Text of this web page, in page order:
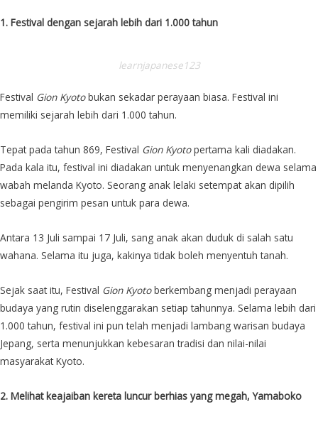
1. Festival dengan sejarah lebih dari 1.000 tahun
learnjapanese123
Festival Gion Kyotobukan sekadar perayaan biasa. Festival ini
memiliki sejarah lebih dari 1.000 tahun.
Tepat pada tahun 869, Festival Gion Kyotopertama kali diadakan.
Pada kala itu, festival ini diadakan untuk menyenangkan dewa selama
wabah melanda Kyoto. Seorang anak lelaki setempat akan dipilih
sebagai pengirim pesan untuk para dewa.
Antara 13 Juli sampai 17 Juli, sang anak akan duduk di salah satu
wahana. Selama itu juga, kakinya tidak boleh menyentuh tanah.
Sejak saat itu, Festival Gion Kyotoberkembang menjadi perayaan
budaya yang rutin diselenggarakan setiap tahunnya. Selama lebih dari
1.000 tahun, festival ini pun telah menjadi lambang warisan budaya
Jepang, serta menunjukkan kebesaran tradisi dan nilai-nilai
masyarakat Kyoto.
2. Melihat keajaiban kereta luncur berhias yang megah, Yamaboko